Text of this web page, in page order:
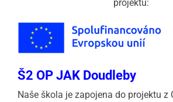
projektů:
Š2 OP JAK Doudleby
Naše škola je zapojena do projektu z